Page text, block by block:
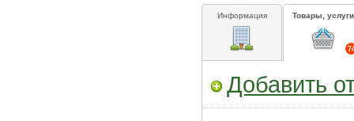
Информация Товары, услуги
Добавить